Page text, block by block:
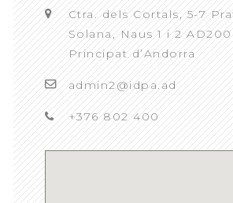
Ctra. dels Cortals, 5-7
Solana, Naus 1 i 2
Principat d’Andorra
admin2@idpa.ad
+376 802 400